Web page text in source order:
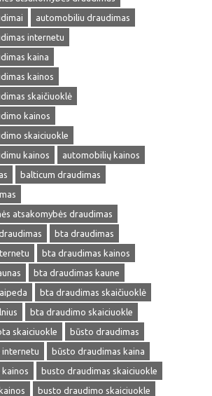
automobiliu draudimas
internetu
kaina
kainos
skaičiuoklė
kainos
skaiciuokle
kainos
automobilių kainos
balticum draudimas
atsakomybės draudimas
bta draudimas
bta draudimas kainos
bta draudimas kaune
bta draudimas skaičiuoklė
bta draudimo skaiciuokle
skaiciuokle
būsto draudimas
internetu
būsto draudimas kaina
busto draudimas skaiciuokle
busto draudimo skaiciuokle